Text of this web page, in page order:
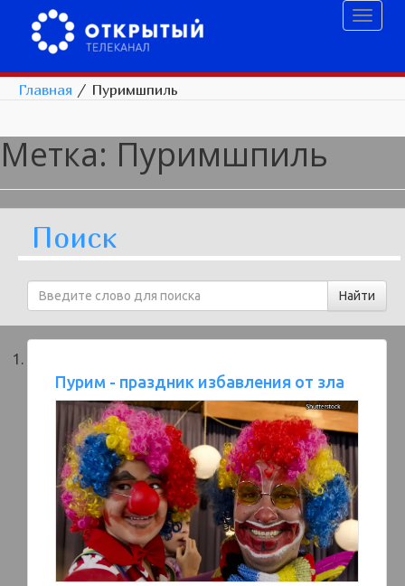
Главная / Пуримшпиль
Метка: Пуримшпиль
Поиск
Пурим - праздник избавления от зла